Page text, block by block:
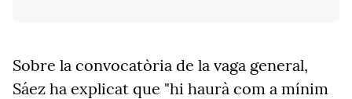
Sobre la convocatòria de la vaga general,
Sáez ha explicat que "hi haurà com a mínim